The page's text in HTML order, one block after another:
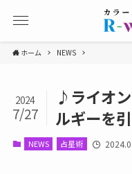
ホーム NEWS
♪ライオ
ルギーを
2024
7/27
NEWS 占星術